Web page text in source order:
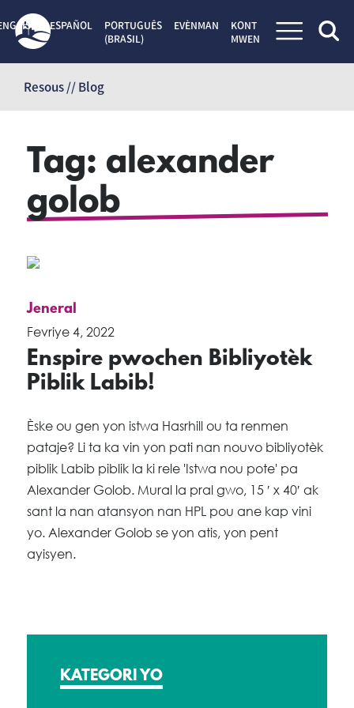
kontni
ESPAÑOL
PORTUGUÊS
(BRASIL)
EVÈNMAN
KONT
MWEN
Resous // Blog
Tag: alexander
golob
Jeneral
Fevriye 4, 2022
Enspire pwochen Bibliyotèk
Piblik Labib!
Èske ou gen yon istwa Hasrhill ou ta renmen
pataje? Li ta ka vin yon pati nan nouvo bibliyotèk
piblik Labib piblik la ki rele 'Istwa nou pote' pa
Alexander Golob. Mural la pral gwo, 15 ′ x 40′ ak
sant la nan atansyon nan HPL pou ane kap vini
yo. Alexander Golob se yon atis, yon pent
ayisyen.
KATEGORI YO